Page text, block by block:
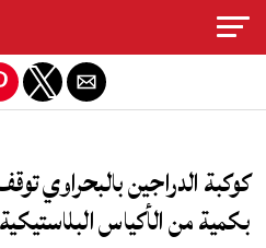
كوكبة الدراجين بالبحراوي
بكمية من الأكياس البلاستيكية
version